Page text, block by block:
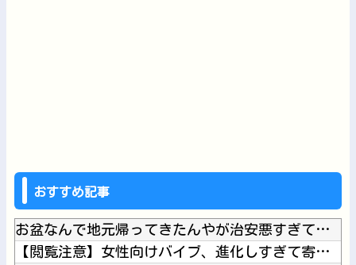
おすすめ記事
お盆なんで地元帰ってきたんやが治安悪すぎて草他
【閲覧注意】女性向けバイブ、進化しすぎて寄生獣みたいになって...